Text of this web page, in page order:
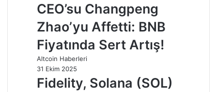
CEO’su Changpeng
Zhao’yu Affetti: BNB
Fiyatında Sert Artış!
Altcoin Haberleri
31 Ekim 2025
Fidelity, Solana (SOL)